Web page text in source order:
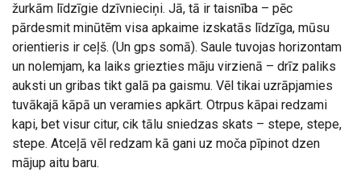
žurkām līdzīgie dzīvnieciņi. Jā, tā ir taisnība – pēc
pārdesmit minūtēm visa apkaime izskatās līdzīga, mūsu
orientieris ir ceļš. (Un gps somā). Saule tuvojas horizontam
un nolemjam, ka laiks griezties māju virzienā – drīz paliks
auksti un gribas tikt galā pa gaismu. Vēl tikai uzrāpjamies
tuvākajā kāpā un veramies apkārt. Otrpus kāpai redzami
kapi, bet visur citur, cik tālu sniedzas skats – stepe, stepe,
stepe. Atceļā vēl redzam kā gani uz moča pīpinot dzen
mājup aitu baru.